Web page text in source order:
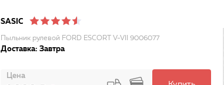
SASIC
Пыльник рулевой FORD ESCORT V-VII 9006077
Доставка: Завтра
Цена